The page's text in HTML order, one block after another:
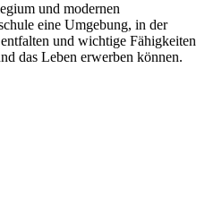
und modernen
eine Umgebung, in der
und wichtige Fähigkeiten
das Leben erwerben können.